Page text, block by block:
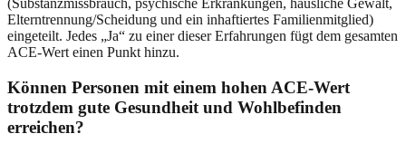
(Substanzmissbrauch, psychische Erkrankungen, häusliche Gewalt,
Elterntrennung/Scheidung und ein inhaftiertes Familienmitglied)
eingeteilt. Jedes „Ja“ zu einer dieser Erfahrungen fügt dem gesamten
ACE-Wert einen Punkt hinzu.
Können Personen mit einem hohen ACE-Wert
trotzdem gute Gesundheit und Wohlbefinden
erreichen?